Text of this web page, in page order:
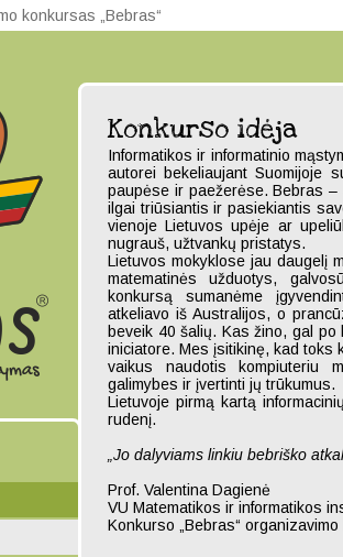
konkursas „Bebras“
Konkurso idėja
Informatikos ir informatinio
autorei bekeliaujant Suomijoje
paupėse ir paežerėse. Bebras
ilgai triūsiantis ir pasiekiantis
vienoje Lietuvos upėje ar
nugrauš, užtvankų pristatys.
Lietuvos mokyklose jau daugelį
matematinės užduotys,
konkursą sumanėme
atkeliavo iš Australijos, o
beveik 40 šalių. Kas žino, gal po
iniciatore. Mes įsitikinę, kad toks
vaikus naudotis kompiuteriu
galimybes ir įvertinti jų trūkumus.
Lietuvoje pirmą kartą
rudenį.
„Jo dalyviams linkiu bebriško
Prof. Valentina Dagienė
VU Matematikos ir informatikos
Konkurso „Bebras“